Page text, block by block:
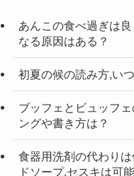
索
あんこの食べ過ぎは
なる原因はある？
初夏の候の読み方,い
ブッフェとビュッフ
ングや書き方は？
食器用洗剤の代わり
ドソープ,セスキは可